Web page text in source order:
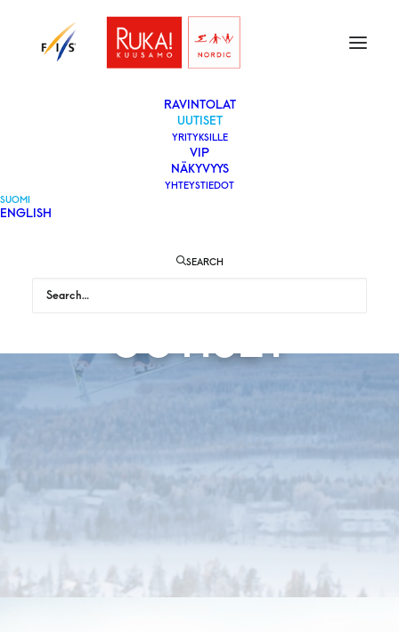
VAPAAEHTOISEKSI
YLEISÖLLE
­RAVINTOLAT
UUTISET
YRITYKSILLE
VIP
NÄKYVYYS
YHTEYSTIEDOT
SUOMI
ENGLISH
SEARCH
UUTISET